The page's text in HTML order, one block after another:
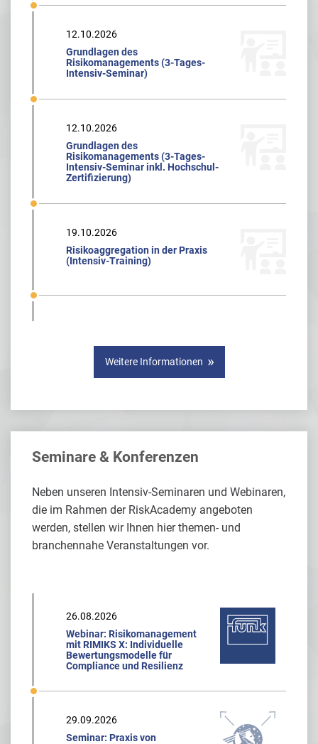
12.10.2026
Grundlagen des
Risikomanagements (3-Tages-
Intensiv-Seminar)
12.10.2026
Grundlagen des
Risikomanagements (3-Tages-
Intensiv-Seminar inkl. Hochschul-
Zertifizierung)
19.10.2026
Risikoaggregation in der Praxis
(Intensiv-Training)
Weitere Informationen
Seminare & Konferenzen
Neben unseren Intensiv-Seminaren und Webinaren,
die im Rahmen der RiskAcademy angeboten
werden, stellen wir Ihnen hier themen- und
branchennahe Veranstaltungen vor.
26.08.2026
Webinar: Risikomanagement
mit RIMIKS X: Individuelle
Bewertungsmodelle für
Compliance und Resilienz
29.09.2026
Seminar: Praxis von